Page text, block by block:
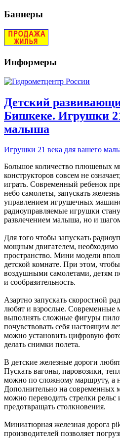
Баннеры
Информеры
Детский
Бишкеке. Игрушки
малыша
Игрушки 21 века для вашего
Большое количество плюшевых
конструкторов совсем не
играть. Современный ребенок
небо самолеты, запускать
управлением игрушечных
радиоуправляемые игрушки
развлечением малыша, но и
Для того чтобы запускать
мощным двигателем,
пространство. Мини модели
детской комнате. При этом,
воздушными самолетами, детям
и сообразительность.
Азартно запускать скоростной
любят и взрослые. Современные
выполнять сложные фигуры
почувствовать себя настоящим
можно установить цифровую
делать снимки полета.
В детские железные дороги
Пускать вагоны, паровозики,
можно по сложному маршруту, а
Дополнительно на современных
можно переводить стрелки рельс
предотвращать столкновения.
Миниатюрная железная дорога
производителей позволяет